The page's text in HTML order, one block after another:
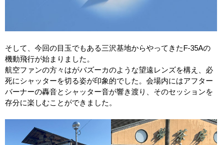
そして、今回の目玉でもある三沢基地からやってきたF-35Aの
機動飛行が始まりました。
航空ファンの方々はがバズーカのような望遠レンズを構え、必
死にシャッターを切る姿が印象的でした。会場内にはアフター
バーナーの轟音とシャッター音が響き渡り、そのセッションを
存分に楽しむことができました。